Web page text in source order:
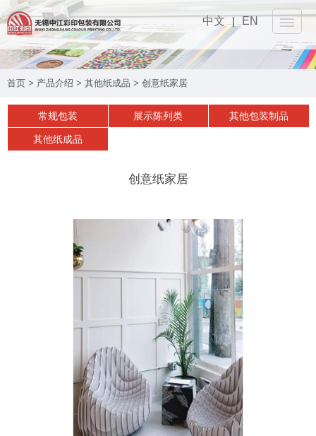
中文 | EN
网站首页
产品介绍
首页 > 产品介绍 > 其他纸成品 > 创意纸家居
常规包装 展示陈列类 其他包装制品
其他纸成品
创意纸家居